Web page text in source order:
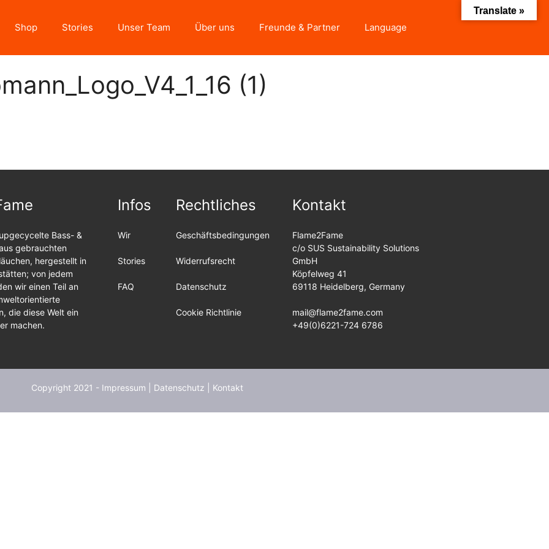
Shop Stories Unser Team Über uns Freunde & Partner Language
(1)
Bass- &
gebrauchten
hergestellt in
von jedem
wir einen Teil an
die diese Welt ein
machen.
Infos
Wir
Stories
FAQ
Rechtliches
Geschäftsbedingungen
Widerrufsrecht
Datenschutz
Cookie Richtlinie
Kontakt
Flame2Fame
c/o SUS Sustainability Solutions
GmbH
Köpfelweg 41
69118 Heidelberg, Germany
mail@flame2fame.com
+49(0)6221-724 6786
Copyright 2021 - Impressum Datenschutz Kontakt
Translate »